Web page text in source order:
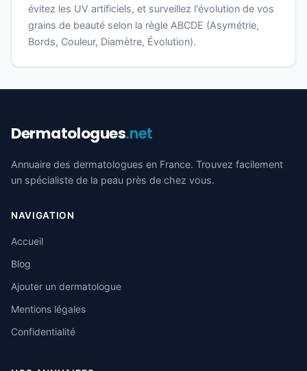
évitez les UV artificiels, et surveillez l'évolution de vos
grains de beauté selon la règle ABCDE (Asymétrie,
Bords, Couleur, Diamètre, Évolution).
Dermatologues.net
Annuaire des dermatologues en France. Trouvez facilement
un spécialiste de la peau près de chez vous.
NAVIGATION
Accueil
Blog
Ajouter un dermatologue
Mentions légales
Confidentialité